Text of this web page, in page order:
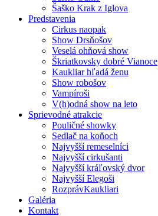
Šaško Krak z Iglova
Predstavenia
Cirkus naopak
Show Drsňošov
Veselá ohňová show
Škriatkovsky dobré Vianoce
Kaukliar hľadá ženu
Show robošov
Vampíroši
V(h)odná show na leto
Sprievodné atrakcie
Pouličné showky
Sedlač na koňoch
Najvyšší remeselníci
Najvyšší cirkušanti
Najvyšší kráľovský dvor
Najvyšší Elegoši
RozprávKaukliari
Galéria
Kontakt